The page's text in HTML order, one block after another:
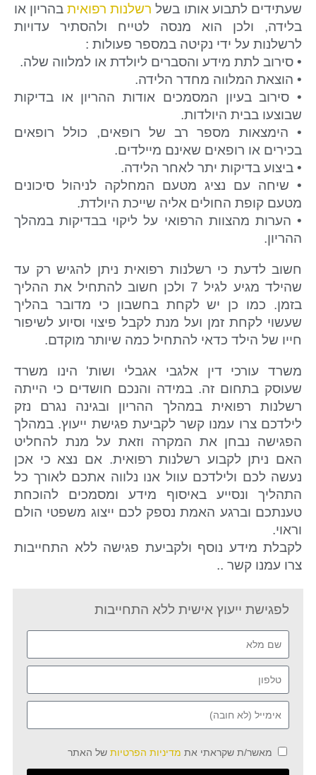
שעתידים לתבוע אותו בשל רשלנות רפואית בהריון או
בלידה, ולכן הוא מנסה לטייח ולהסתיר עדויות
לרשלנות על ידי נקיטה במספר פעולות :
• סירוב לתת מידע והסברים ליולדת או למלווה שלה.
• הוצאת המלווה מחדר הלידה.
• סירוב בעיון המסמכים אודות ההריון או בדיקות
שבוצעו בבית היולדות.
• הימצאות מספר רב של רופאים, כולל רופאים
בכירים או רופאים שאינם מיילדים.
• ביצוע בדיקות יתר לאחר הלידה.
• שיחה עם נציג מטעם המחלקה לניהול סיכונים
מטעם קופת החולים אליה שייכת היולדת.
• הערות מהצוות הרפואי על ליקוי בבדיקות במהלך
ההריון.
חשוב לדעת כי רשלנות רפואית ניתן להגיש רק עד
שהילד מגיע לגיל 7 ולכן חשוב להתחיל את ההליך
בזמן. כמו כן יש לקחת בחשבון כי מדובר בהליך
שעשוי לקחת זמן ועל מנת לקבל פיצוי וסיוע לשיפור
חייו של הילד כדאי להתחיל כמה שיותר מוקדם.
משרד עורכי דין אלגבי אגבלי ושות' הינו משרד
שעוסק בתחום זה. במידה והנכם חושדים כי הייתה
רשלנות רפואית במהלך ההריון ובגינה נגרם נזק
לילדכם צרו עמנו קשר לקביעת פגישת ייעוץ. במהלך
הפגישה נבחן את המקרה וזאת על מנת להחליט
האם ניתן לקבוע רשלנות רפואית. אם נצא כי אכן
נעשה לכם ולילדכם עוול אנו נלווה אתכם לאורך כל
התהליך ונסייע באיסוף מידע ומסמכים להוכחת
טענתכם וברגע האמת נספק לכם ייצוג משפטי הולם
וראוי.
לקבלת מידע נוסף ולקביעת פגישה ללא התחייבות
צרו עמנו קשר ..
לפגישת ייעוץ אישית ללא התחייבות
מאשר/ת שקראתי את מדיניות הפרטיות של האתר